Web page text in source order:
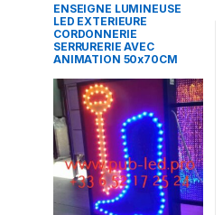
ENSEIGNE LUMINEUSE
LED EXTERIEURE
CORDONNERIE
SERRURERIE AVEC
ANIMATION 50x70CM